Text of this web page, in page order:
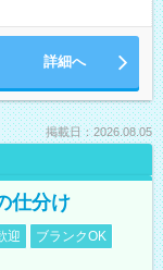
詳細へ
掲載日：2026.08.05
仕分け
迎
ブランクOK